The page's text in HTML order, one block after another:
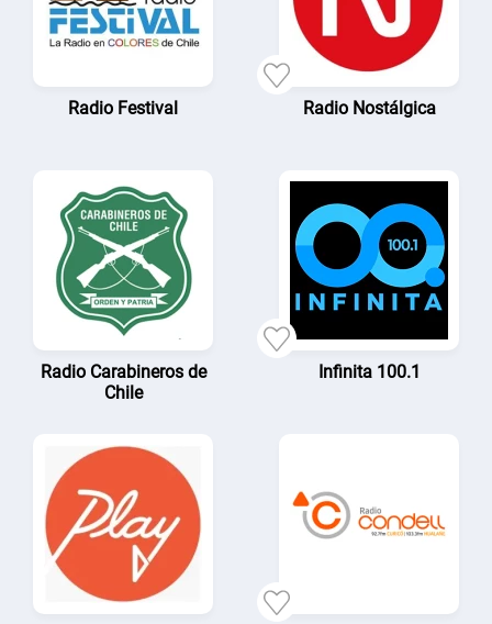
Radio Festival Radio Nostálgica
Radio Carabineros de
Chile
Infinita 100.1